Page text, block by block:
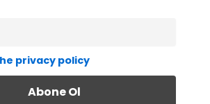
privacy policy